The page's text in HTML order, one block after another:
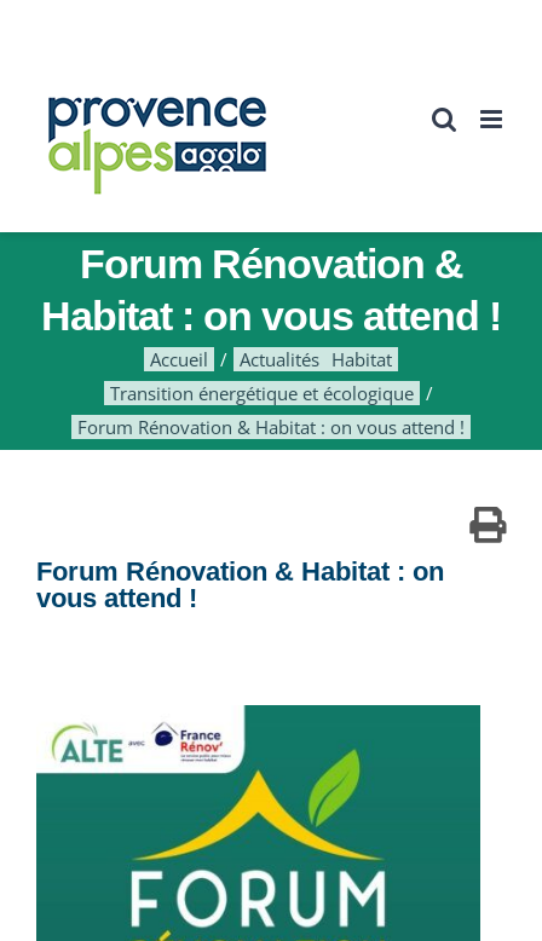
Forum Rénovation &
Habitat : on vous attend !
Accueil Actualités Habitat
Transition énergétique et écologique
Forum Rénovation & Habitat : on vous attend !
Forum Rénovation & Habitat : on
vous attend !